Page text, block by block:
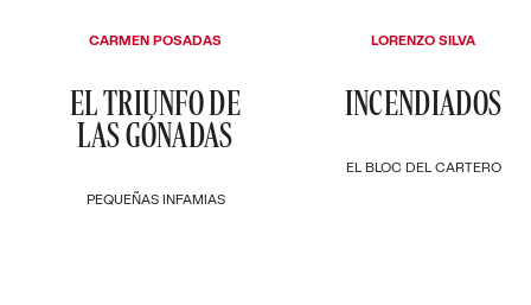
PEQUEÑAS INFAMIAS
EL TRIUNFO DE
LAS GÓNADAS
CARMEN POSADAS
EL BLOC DEL CARTERO
INCENDIADOS
LORENZO SILVA